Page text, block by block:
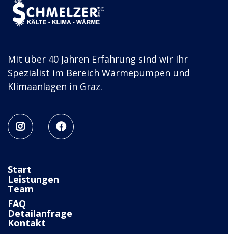
Mit über 40 Jahren Erfahrung sind wir Ihr
Spezialist im Bereich Wärmepumpen und
Klimaanlagen in Graz.
 
Start
Leistungen
Team
FAQ
Detailanfrage
Kontakt